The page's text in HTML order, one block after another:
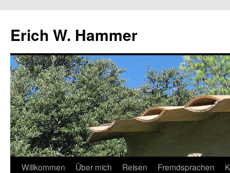
Erich W. Hammer
Zum
Willkommen Über mich Reisen Fremdsprachen